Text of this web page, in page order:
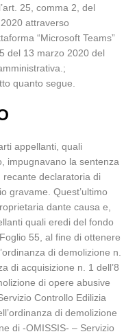
25, comma 2, del
attraverso
“Microsoft Teams”
del 13 marzo 2020 del
quanto segue.
appellanti, quali
impugnavano la sentenza
declaratoria di
gravame. Quest’ultimo
dante causa e,
quali eredi del fondo
55, al fine di ottenere
di demolizione n.
di acquisizione n. 1 dell’8
di opere abusive
Controllo Edilizia
di demolizione
di -OMISSIS- – Servizio